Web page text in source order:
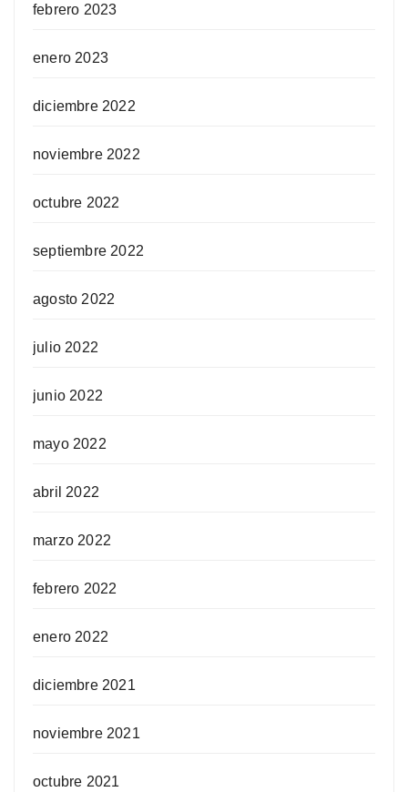
febrero 2023
enero 2023
diciembre 2022
noviembre 2022
octubre 2022
septiembre 2022
agosto 2022
julio 2022
junio 2022
mayo 2022
abril 2022
marzo 2022
febrero 2022
enero 2022
diciembre 2021
noviembre 2021
octubre 2021